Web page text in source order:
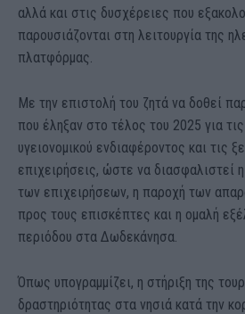
αλλά και στις δυσχέρειες που
παρουσιάζονται στη λειτουργία της
πλατφόρμας.
Με την επιστολή του ζητά να δοθεί
που έληξαν στο τέλος του 2025 για
υγειονομικού ενδιαφέροντος και τις
επιχειρήσεις, ώστε να διασφαλιστεί
των επιχειρήσεων, η παροχή των
προς τους επισκέπτες και η ομαλή
περιόδου στα Δωδεκάνησα.
Όπως υπογραμμίζει, η στήριξη της
δραστηριότητας στα νησιά κατά την